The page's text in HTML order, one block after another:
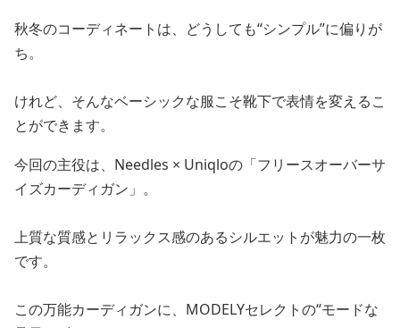
秋冬のコーディネートは、どうしても“シンプル”に偏りが
ち。
けれど、そんなベーシックな服こそ靴下で表情を変えるこ
とができます。
今回の主役は、Needles × Uniqloの「フリースオーバーサ
イズカーディガン」。
上質な質感とリラックス感のあるシルエットが魅力の一枚
です。
この万能カーディガンに、MODELYセレクトの“モードな